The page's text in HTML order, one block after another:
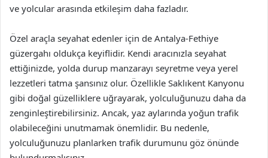
ve yolcular arasında etkileşim daha fazladır.
Özel araçla seyahat edenler için de Antalya-Fethiye
güzergahı oldukça keyiflidir. Kendi aracınızla seyahat
ettiğinizde, yolda durup manzarayı seyretme veya yerel
lezzetleri tatma şansınız olur. Özellikle Saklıkent Kanyonu
gibi doğal güzelliklere uğrayarak, yolculuğunuzu daha da
zenginleştirebilirsiniz. Ancak, yaz aylarında yoğun trafik
olabileceğini unutmamak önemlidir. Bu nedenle,
yolculuğunuzu planlarken trafik durumunu göz önünde